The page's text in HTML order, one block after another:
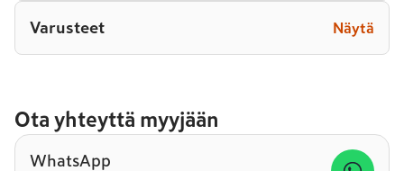
Varusteet Näytä
Ota yhteyttä myyjään
WhatsApp